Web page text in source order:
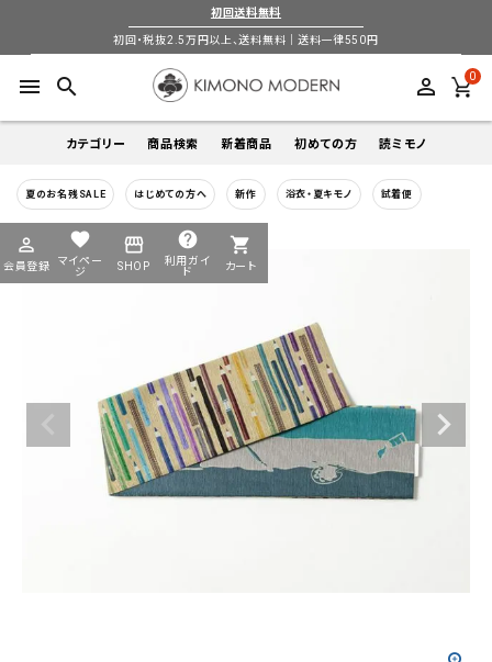
初回送料無料
初回・税抜2.5万円以上、送料無料｜送料一律550円
menu search perm_identity 0
カテゴリー
着物
帯
襦袢
小物
商品検索
キーワードから探す
夏季以外通年 春 夏
カテゴリーから探す
帯 羽織 襦袢
新着商品 初めての方 読ミモノ
夏のお名残SALE はじめての方へ 新作 浴衣・夏キモノ 試着便
perm_identity
会員登録
favorite
マイペー
ジ
storefront
SHOP
help
利用ガイ
ド
shopping_cart
カート
会員登録
ようこそ ゲスト 様